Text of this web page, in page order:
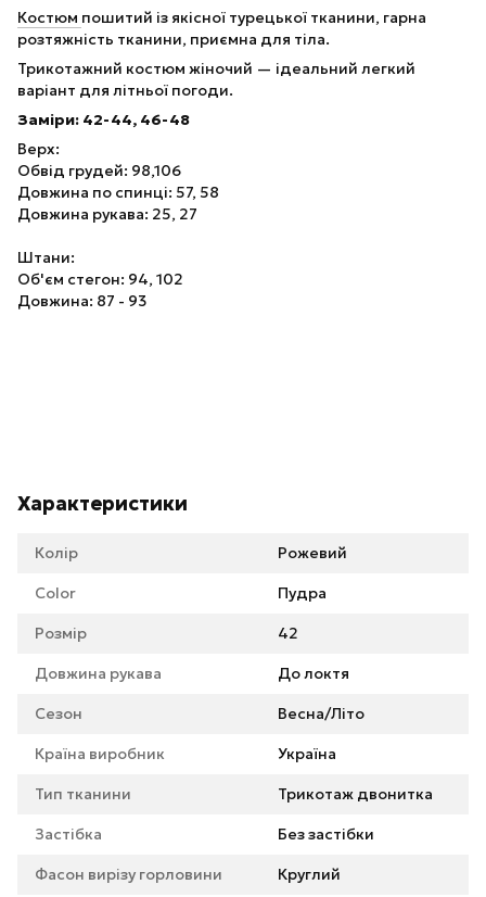
Костюм пошитий із якісної турецької тканини, гарна
розтяжність тканини, приємна для тіла.
Трикотажний костюм жіночий — ідеальний легкий
варіант для літньої погоди.
Заміри: 42-44, 46-48
Верх:
Обвід грудей: 98,106
Довжина по спинці: 57, 58
Довжина рукава: 25, 27
Штани:
Об'єм стегон: 94, 102
Довжина: 87 - 93
Характеристики
Колір Рожевий
Color Пудра
Розмір 42
Довжина рукава До локтя
Сезон Весна/Літо
Країна виробник Україна
Тип тканини Трикотаж двонитка
Застібка Без застібки
Фасон вирізу горловини Круглий